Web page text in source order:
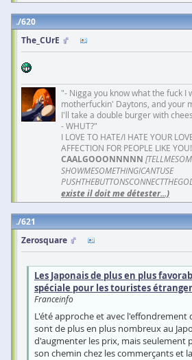
620
The_CUrE
"- Nigga you know what the fuck I
motherfuckin' Daytons, and your
I'll take a double burger with
- WHUT?"
I LOVE TO HATE/I HATE YOUR
AFFECTION FOR PEOPLE LIKE YOU!
CAALGOOONNNNN
SHOWMESOMETHINGICANTUSE
existe il doit me détester...)
621
Zerosquare
Les Japonais de plus en plus
spéciale pour les touristes
Franceinfo
L'été approche et avec l'effondrement
sont de plus en plus nombreux au
d'augmenter les prix, mais seulement
son chemin chez les commerçants et